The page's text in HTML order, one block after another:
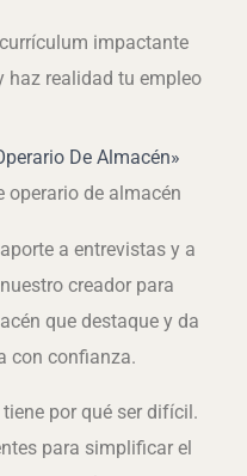
impactante
haz realidad tu empleo
De Almacén»
operario de almacén
a entrevistas y a
creador para
que destaque y da
con confianza.
por qué ser difícil.
para simplificar el